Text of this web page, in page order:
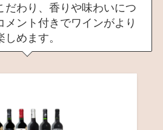
だわり、香りや味わいにつ
メント付きでワインがより
しめます。